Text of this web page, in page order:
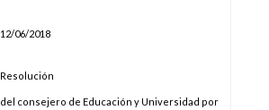
12/06/2018
Resolución
del consejero de Educación y Universidad por